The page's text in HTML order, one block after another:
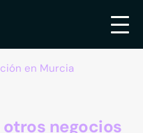
en Murcia
negocios